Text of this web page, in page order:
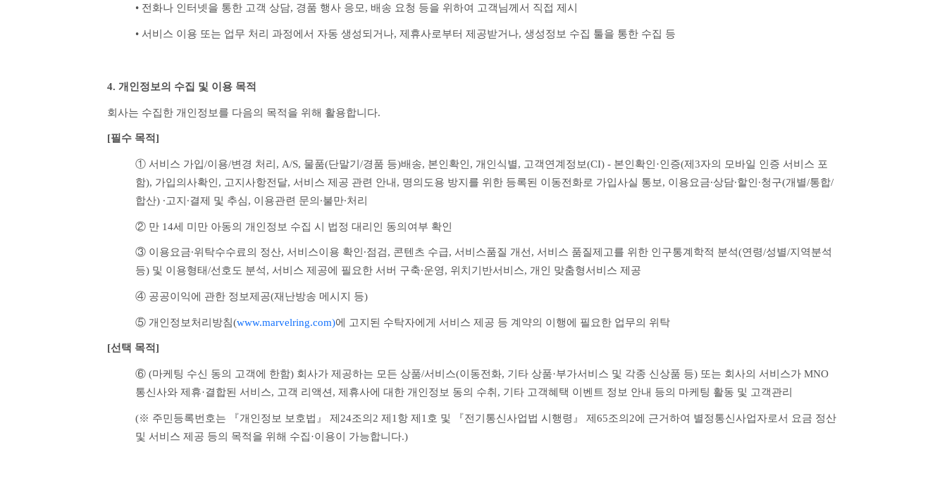
• 전화나 인터넷을 통한 고객 상담, 경품 행사 응모, 배송 요청 등을 위하여 고객님께서 직접 제시
• 서비스 이용 또는 업무 처리 과정에서 자동 생성되거나, 제휴사로부터 제공받거나, 생성정보 수집 툴을 통한 수집 등
4. 개인정보의 수집 및 이용 목적
회사는 수집한 개인정보를 다음의 목적을 위해 활용합니다.
[필수 목적]
① 서비스 가입/이용/변경 처리, A/S, 물품(단말기/경품 등)배송, 본인확인, 개인식별, 고객연계정보(CI) - 본인확인·인증(제3자의 모바일 인증 서비스 포
함), 가입의사확인, 고지사항전달, 서비스 제공 관련 안내, 명의도용 방지를 위한 등록된 이동전화로 가입사실 통보, 이용요금∙상담∙할인∙청구(개별/통합/
합산) ∙고지∙결제 및 추심, 이용관련 문의∙불만∙처리
② 만 14세 미만 아동의 개인정보 수집 시 법정 대리인 동의여부 확인
③ 이용요금∙위탁수수료의 정산, 서비스이용 확인∙점검, 콘텐츠 수급, 서비스품질 개선, 서비스 품질제고를 위한 인구통계학적 분석(연령/성별/지역분석
등) 및 이용형태/선호도 분석, 서비스 제공에 필요한 서버 구축∙운영, 위치기반서비스, 개인 맞춤형서비스 제공
④ 공공이익에 관한 정보제공(재난방송 메시지 등)
⑤ 개인정보처리방침(www.marvelring.com)에 고지된 수탁자에게 서비스 제공 등 계약의 이행에 필요한 업무의 위탁
[선택 목적]
⑥ (마케팅 수신 동의 고객에 한함) 회사가 제공하는 모든 상품/서비스(이동전화, 기타 상품·부가서비스 및 각종 신상품 등) 또는 회사의 서비스가 MNO
통신사와 제휴·결합된 서비스, 고객 리액션, 제휴사에 대한 개인정보 동의 수취, 기타 고객혜택 이벤트 정보 안내 등의 마케팅 활동 및 고객관리
(※ 주민등록번호는 『개인정보 보호법』 제24조의2 제1항 제1호 및 『전기통신사업법 시행령』 제65조의2에 근거하여 별정통신사업자로서 요금 정산
및 서비스 제공 등의 목적을 위해 수집·이용이 가능합니다.)